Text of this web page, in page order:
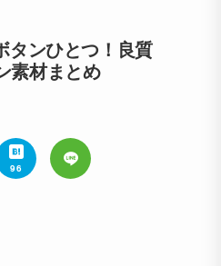
タンひとつ！良質
素材まとめ
96